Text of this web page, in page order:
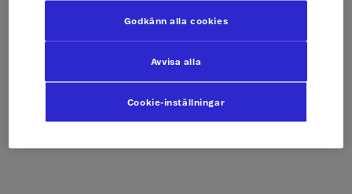
Cookie-inställningar
Avvisa alla
Godkänn alla cookies